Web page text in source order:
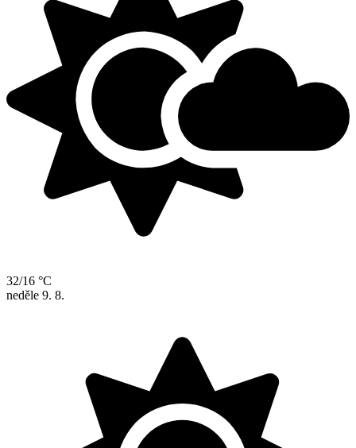
32/16 °C
neděle 9. 8.